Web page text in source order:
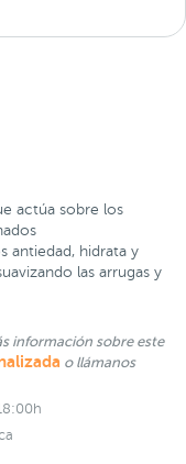
actúa sobre los
antiedad, hidrata y
las arrugas y
información sobre este
o llámanos